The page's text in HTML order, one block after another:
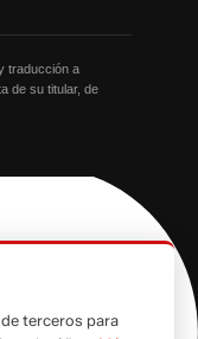
traducción a
de su titular, de
terceros para